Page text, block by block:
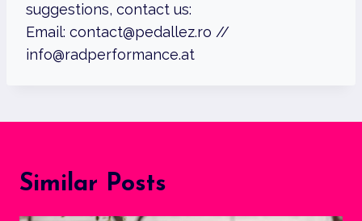
suggestions, contact us:
Email: contact@pedallez.ro //
info@radperformance.at
Similar Posts